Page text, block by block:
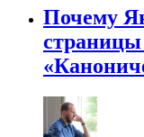
Почему
страницы